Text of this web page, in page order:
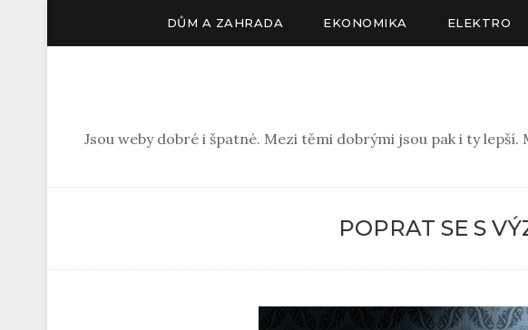
DŮM A ZAHRADA EKONOMIKA ELEKTRO
Jsou weby dobré i špatné. Mezi těmi dobrými jsou pak i ty
POPRAT SE S